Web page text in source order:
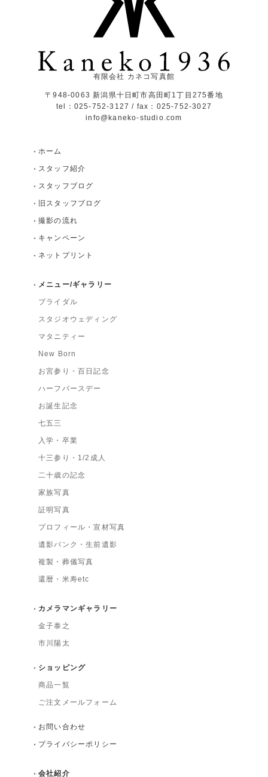
有限会社 カネコ写真館
〒948-0063 新潟県十日町市高田町1丁目275番地
tel：025-752-3127 / fax：025-752-3027
info@kaneko-studio.com
ホーム
スタッフ紹介
スタッフブログ
旧スタッフブログ
撮影の流れ
キャンペーン
ネットプリント
メニュー/ギャラリー
ブライダル
スタジオウェディング
マタニティー
New Born
お宮参り・百日記念
ハーフバースデー
お誕生記念
七五三
入学・卒業
十三参り・1/2成人
二十歳の記念
家族写真
証明写真
プロフィール・宣材写真
遺影バンク・生前遺影
複製・葬儀写真
還暦・米寿etc
カメラマンギャラリー
金子泰之
市川陽太
ショッピング
商品一覧
ご注文メールフォーム
お問い合わせ
プライバシーポリシー
会社紹介